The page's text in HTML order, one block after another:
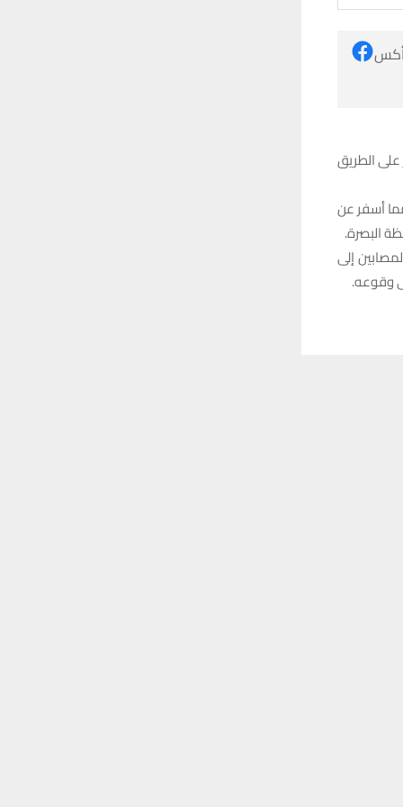
أكس
حادث سير على الطريق
أسفر عن
إلى
وقوعه.